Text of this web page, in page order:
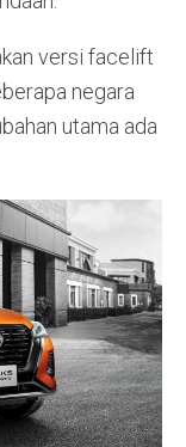
versi facelift
negara
utama ada